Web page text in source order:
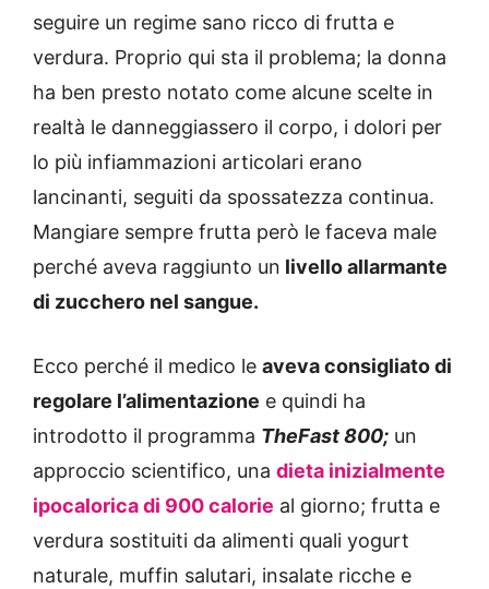
seguire un regime sano ricco di frutta e
verdura. Proprio qui sta il problema; la donna
ha ben presto notato come alcune scelte in
realtà le danneggiassero il corpo, i dolori per
lo più infiammazioni articolari erano
lancinanti, seguiti da spossatezza continua.
Mangiare sempre frutta però le faceva male
perché aveva raggiunto un livello allarmante
di zucchero nel sangue.
Ecco perché il medico le aveva consigliato di
regolare l’alimentazione e quindi ha
introdotto il programma TheFast 800; un
approccio scientifico, una dieta inizialmente
ipocalorica di 900 calorie al giorno; frutta e
verdura sostituiti da alimenti quali yogurt
naturale, muffin salutari, insalate ricche e